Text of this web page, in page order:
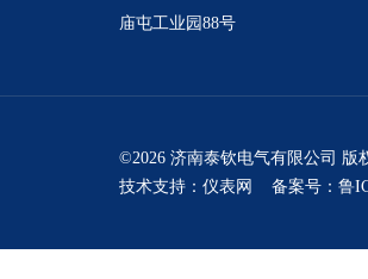
庙屯工业园88号
©2026 济南泰钦电气有限公司 版
技术支持： 仪表网 备案号：鲁